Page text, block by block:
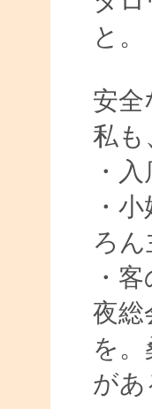
と。
安全
私も
・
・
ろん
・
夜総
を
が